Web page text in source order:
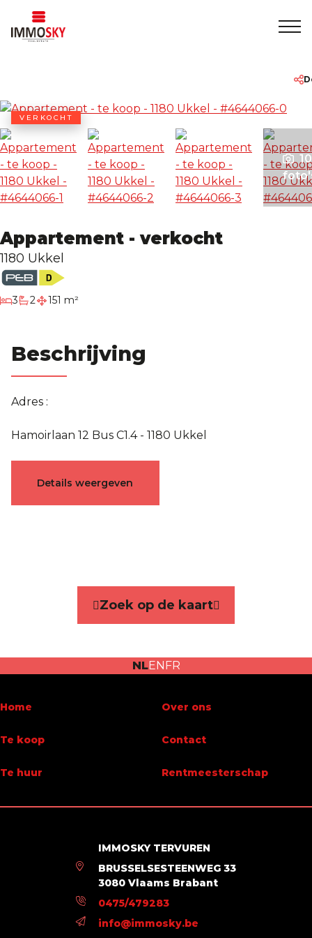
Te koop
Te huur
Over ons
Contact
Rentmeesterschap
Appartement - verkocht
1180 Ukkel
3slaapkamers
2
badkamers
151 m²
VERKOCHT
10
Beschrijving
Adres :
Hamoirlaan 12 Bus C1.4 - 1180 Ukkel
Karakteristieken
Terras Ja
Parking
Bewoonbare oppervlakte
Beschikbaarheid vanaf akte
Naam, Categorie & Ligging
Verdiepingen - aantal
Gebouw
Details weergeven
Zoek op de kaart
NLEN FR
Home
Te koop
Te huur
Over ons
Contact
Rentmeesterschap
IMMOSKY TERVUREN
BRUSSELSESTEENWEG 33
3080 Vlaams Brabant
0475/479283
info@immosky.be